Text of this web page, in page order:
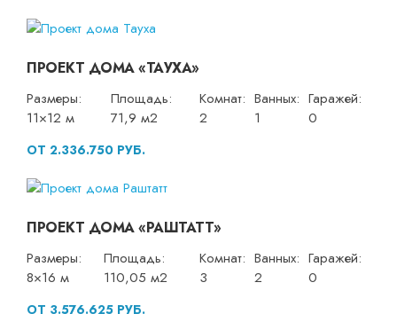
ПРОЕКТ ДОМА «ТАУХА»
Размеры:
11×12 м
Площадь:
71,9 м2
Комнат:
2
Ванных:
1
Гаражей:
0
ОТ 2.336.750 РУБ.
ПРОЕКТ ДОМА «РАШТАТТ»
Размеры:
8×16 м
Площадь:
110,05 м2
Комнат:
3
Ванных:
2
Гаражей:
0
ОТ 3.576.625 РУБ.